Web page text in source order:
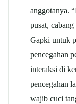
anggotanya.
pusat,
Gapki untuk
pencegahan
interaksi di
pencegahan
wajib cuci